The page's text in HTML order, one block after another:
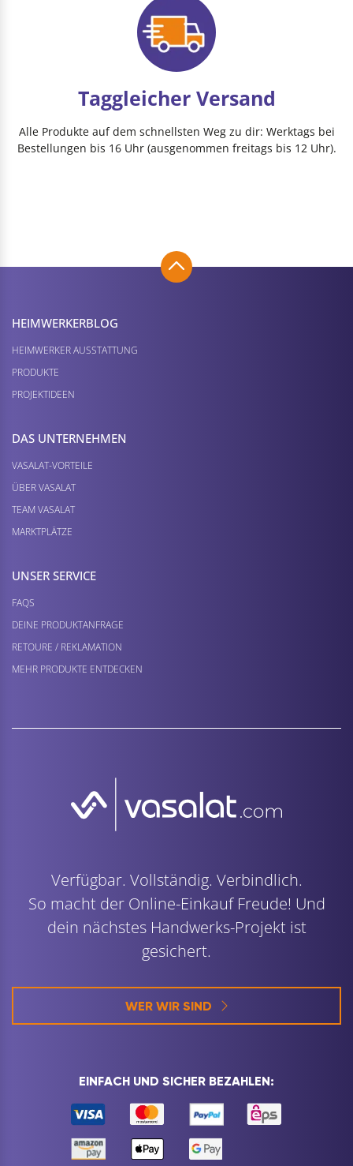
Taggleicher Versand
Alle Produkte auf dem schnellsten Weg zu dir: Werktags bei
Bestellungen bis 16 Uhr (ausgenommen freitags bis 12 Uhr).
HEIMWERKER­BLOG
HEIMWERKER AUSSTATTUNG
PRODUKTE
PROJEKTIDEEN
DAS UNTERNEHMEN
VASALAT-VORTEILE
ÜBER VASALAT
TEAM VASALAT
MARKTPLÄTZE
UNSER SERVICE
FAQS
DEINE PRODUKTANFRAGE
RETOURE / REKLAMATION
MEHR PRODUKTE ENTDECKEN
Verfügbar. Vollständig. Verbindlich.
So macht der Online-Einkauf Freude! Und
dein nächstes Handwerks-Projekt ist
gesichert.
WER WIR SIND
EINFACH UND SICHER BEZAHLEN: